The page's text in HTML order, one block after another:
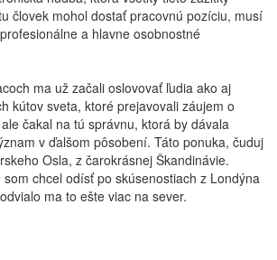
človek mohol dostať pracovnú pozíciu, musí
a hlavne osobnostné
ma už začali oslovovať ľudia ako aj
kútov sveta, ktoré prejavovali záujem o
čakal na tú správnu, ktorá by dávala
v ďalšom pôsobení. Táto ponuka, čuduj
Osla, z čarokrásnej Škandinávie.
chcel odísť po skúsenostiach z Londýna
ma to ešte viac na sever.